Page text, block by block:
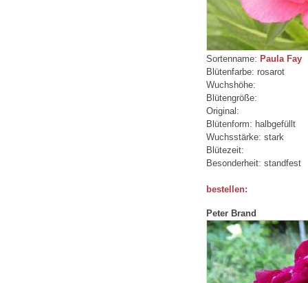
Sortenname: Paula Fay
Blütenfarbe: rosarot
Wuchshöhe:
Blütengröße:
Original:
Blütenform: halbgefüllt
Wuchsstärke: stark
Blütezeit:
Besonderheit: standfest
bestellen:
Peter Brand